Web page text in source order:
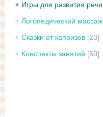
Игры для развития речи
Логопедический массаж
Сказки от капризов [23]
Конспекты занятий [50]